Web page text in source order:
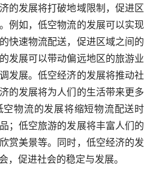
的发展将打破地域限制，促进区
例如，低空物流的发展可以实现
快速物流配送，促进区域之间的
发展可以带动偏远地区的旅游业
发展。低空经济的发展将推动社
的发展将为人们的生活带来更多
物流的发展将缩短物流配送时
；低空旅游的发展将丰富人们的
赏美景等。同时，低空经济的发
，促进社会的稳定与发展。